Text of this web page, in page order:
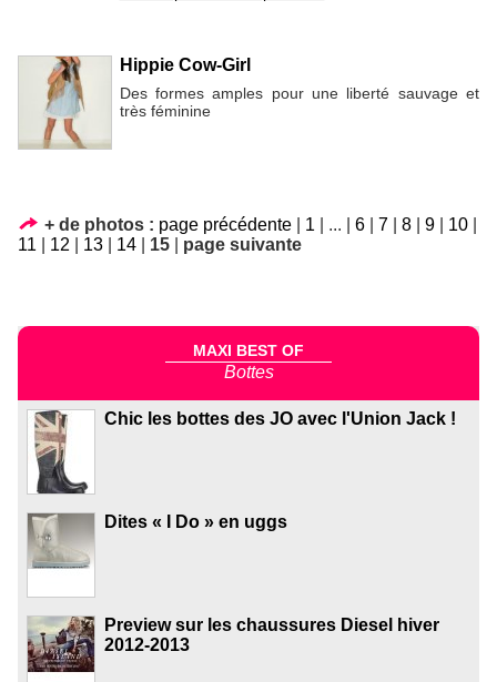
Hippie Cow-Girl
Des formes amples pour une liberté sauvage et
très féminine
+ de photos : page précédente 1 ... 6 7 8 9 10
11
12 13 14 15 page suivante
MAXI BEST OF
Bottes
Chic les bottes des JO avec l'Union Jack !
Dites « I Do » en uggs
Preview sur les chaussures Diesel hiver
2012-2013